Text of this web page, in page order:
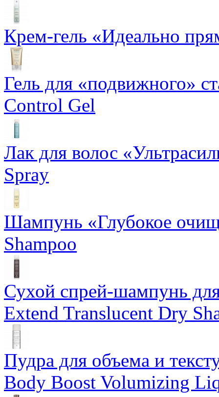
Крем-гель «Идеально
Гель для «подвижного»
Control Gel
Лак для волос
Spray
Шампунь «Глубокое
Shampoo
Сухой спрей-шампунь
Extend Translucent Dry
Пудра для объема и
Body Boost Volumizing